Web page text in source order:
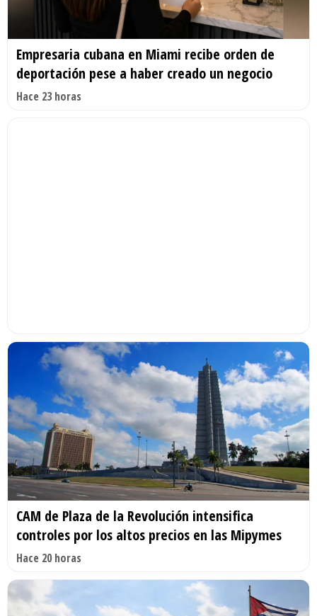
Empresaria cubana en Miami recibe orden de
deportación pese a haber creado un negocio
Hace 23 horas
CAM de Plaza de la Revolución intensifica
controles por los altos precios en las Mipymes
Hace 20 horas